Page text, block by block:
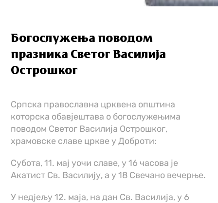
Богослужења поводом
празника Светог Василија
Острошког
Српска православна црквена општина
которска обавјештава о богослужењима
поводом Светог Василија Острошког,
храмовске славе цркве у Доброти:
Субота, 11. мај уочи славе, у 16 часова је
Акатист Св. Василију, а у 18 Свечано вечерње.
У недјељу 12. маја, на дан Св. Василија, у 6